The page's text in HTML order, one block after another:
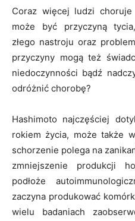
Coraz więcej ludzi
może być przyczyną
złego nastroju oraz
przyczyny mogą też
niedoczynności bądź
odróżnić chorobę?
Hashimoto najczęściej
rokiem życia, może także
schorzenie polega na
zmniejszenie produkcji
podłoże
zaczyna produkować
wielu badaniach